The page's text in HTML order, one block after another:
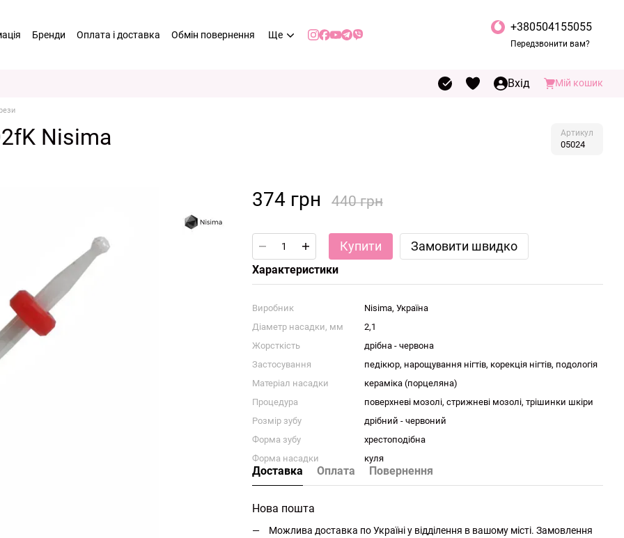
Бренди Оплата і доставка Обмін повернення Ще
+380504155055
Передзвонити вам?
Вхід Мій кошик
Nisima Артикул
05024
374 грн 440 грн
Купити Замовити швидко
Характеристики
Виробник
Nisima, Україна
Діаметр насадки, мм
2,1
Жорсткість
дрібна - червона
Застосування
педікюр, нарощування нігтів, корекція нігтів, подологія
Матеріал насадки
кераміка (порцеляна)
Процедура
поверхневі мозолі, стрижневі мозолі, трішинки шкіри
Розмір зубу
дрібний - червоний
Форма зубу
хрестоподібна
Форма насадки
куля
Доставка Оплата Повернення
Нова пошта
Можлива доставка по Україні у відділення в вашому місті. Замовлення